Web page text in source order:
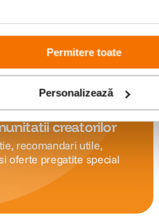
Permitere toate
Personalizează
creatorilor
recomandari utile,
oferte pregatite special